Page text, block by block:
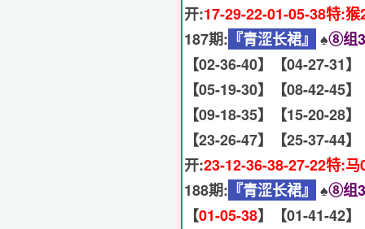
开:17-29-22-01-05-38特:猴
187期: 『青涩长裙』 ♠️⑧组
【02-36-40】【04-27-31】
【05-19-30】【08-42-45】
【09-18-35】【15-20-28】
【23-26-47】【25-37-44】
开:23-12-36-38-27-22特:马
188期: 『青涩长裙』 ♠️⑧组
【01-05-38】【01-41-42】